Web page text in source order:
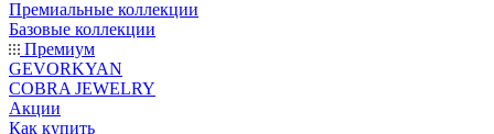
Премиальные коллекции
Базовые коллекции
Премиум
GEVORKYAN
COBRA JEWELRY
Акции
Как купить